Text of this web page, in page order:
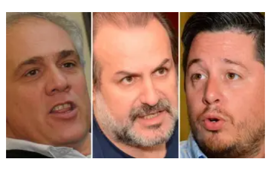
Con el campo
Espacio empresas
Sociedad y tiempo
libre
Tecnología
Turismo
Salud
Es viral
El tiempo
Cartón Lleno